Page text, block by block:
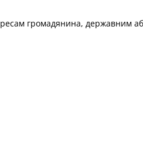
громадянина, державним